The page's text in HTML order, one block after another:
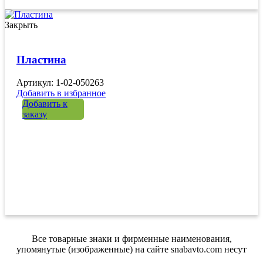
Закрыть
Пластина
Артикул: 1-02-050263
Добавить в избранное
Добавить к
заказу
Все товарные знаки и фирменные наименования,
упомянутые (изображенные) на сайте snabavto.com несут